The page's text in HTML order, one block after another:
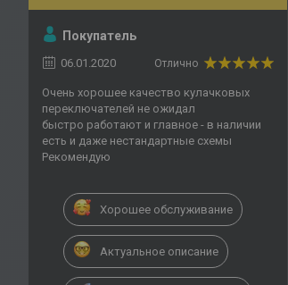
Покупатель
06.01.2020 Отлично
Очень хорошее качество кулачковых
переключателей не ожидал
быстро работают и главное - в наличии
есть и даже нестандартные схемы
Рекомендую
Хорошее обслуживание
Актуальное описание